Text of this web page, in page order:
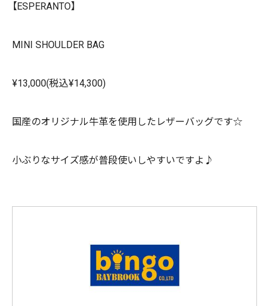
【ESPERANTO】
MINI SHOULDER BAG
¥13,000(税込¥14,300)
国産のオリジナル牛革を使用したレザーバッグです☆
小ぶりなサイズ感が普段使いしやすいですよ♪